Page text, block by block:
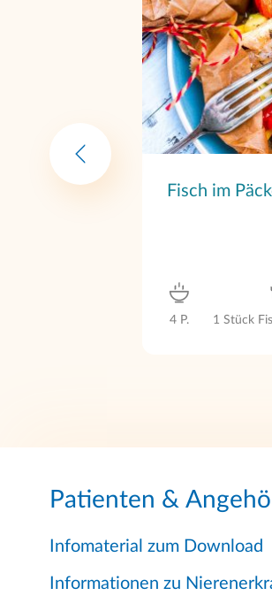
Fisch im
4 P. 1 Stück
Patienten &
Infomaterial zum Download
Informationen zu